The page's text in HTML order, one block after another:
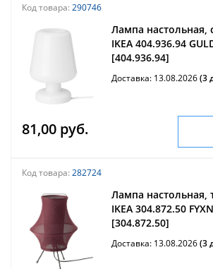
Код товара: 290746
Лампа настольная,
IKEA 404.936.94
[404.936.94]
Доставка: 13.08.2026(3
81,00 руб.
Код товара: 282724
Лампа настольная,
IKEA 304.872.50
[304.872.50]
Доставка: 13.08.2026(3